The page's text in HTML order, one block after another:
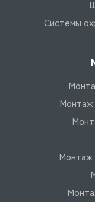
Системы
Монтаж
Монтаж